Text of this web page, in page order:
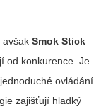
avšak Smok Stick
od konkurence. Je
ovládání
zajišťují hladký